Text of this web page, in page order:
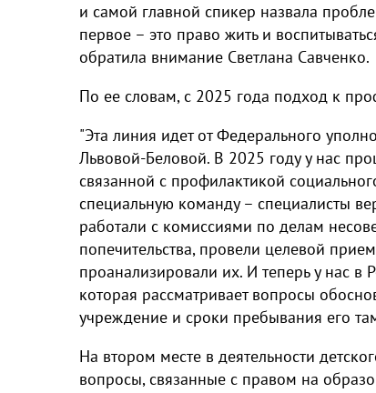
и самой главной спикер назвала
первое – это право жить и
обратила внимание Светлана Савченко.
По ее словам, с 2025 года подход к
"Эта линия идет от Федерального
Львовой-Беловой. В 2025 году у нас
связанной с профилактикой
специальную команду – специалисты
работали с комиссиями по делам
попечительства, провели целевой
проанализировали их. И теперь у нас в
которая рассматривает вопросы
учреждение и сроки пребывания его
На втором месте в деятельности
вопросы, связанные с правом на